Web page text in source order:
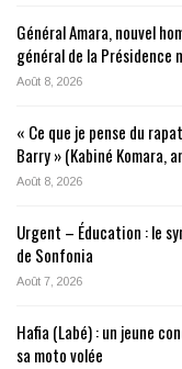
Général Amara, nouvel
général de la Présidence
Août 8, 2026
« Ce que je pense du
Barry » (Kabiné Komara,
Août 8, 2026
Urgent – Éducation : le
de Sonfonia
Août 7, 2026
Hafia (Labé) : un jeune
sa moto volée